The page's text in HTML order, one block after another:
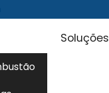
Soluções